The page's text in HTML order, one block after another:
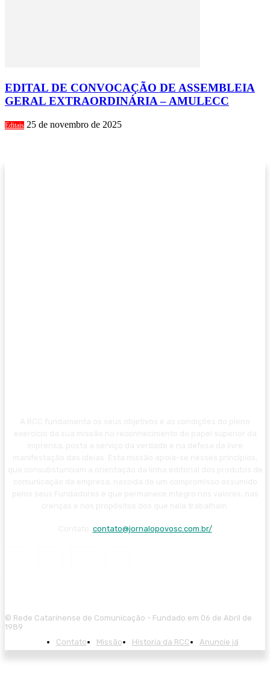
EDITAL DE CONVOCAÇÃO DE ASSEMBLEIA
GERAL EXTRAORDINÁRIA – AMULECC
Editais 25 de novembro de 2025
contato@jornalopovosc.com.br/
© Rede Catarinense de Comunicação - Fundado em 06 de Abril de
1989
Contato
Missão Historia da RCC Anuncie já